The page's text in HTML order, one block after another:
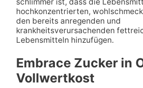
hochkonzentrierten,
den bereits anregenden und
krankheitsverursachenden
Lebensmitteln hinzufügen.
Embrace Zucker in
Vollwertkost